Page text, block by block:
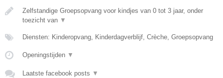
Zelfstandige Groepsopvang voor kindjes van 0 tot 3 jaar, onder
toezicht van ▼
Diensten: Kinderopvang, Kinderdagverblijf, Crèche, Groepsopvang
Openingstijden ▼
Laatste facebook posts ▼